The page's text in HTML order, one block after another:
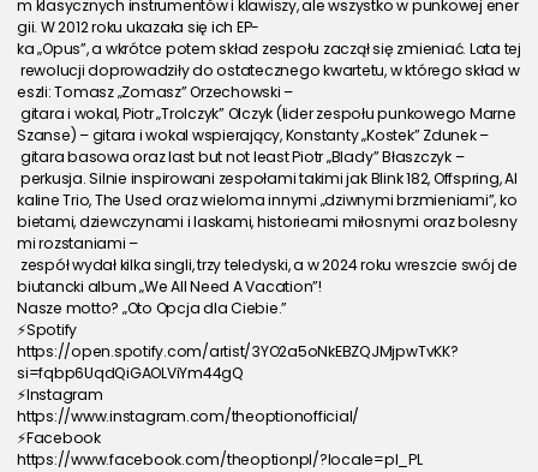
m klasycznych instrumentów i klawiszy, ale wszystko w punkowej ener
gii. W 2012 roku ukazała się ich EP-
ka „Opus”, a wkrótce potem skład zespołu zaczął się zmieniać. Lata tej
rewolucji doprowadziły do ostatecznego kwartetu, w którego skład w
eszli: Tomasz „Zomasz” Orzechowski –
gitara i wokal, Piotr „Trolczyk” Olczyk (lider zespołu punkowego Marne
Szanse) – gitara i wokal wspierający, Konstanty „Kostek” Zdunek –
gitara basowa oraz last but not least Piotr „Blady” Błaszczyk –
perkusja. Silnie inspirowani zespołami takimi jak Blink 182, Offspring, Al
kaline Trio, The Used oraz wieloma innymi „dziwnymi brzmieniami”, ko
bietami, dziewczynami i laskami, historieami miłosnymi oraz bolesny
mi rozstaniami –
zespół wydał kilka singli, trzy teledyski, a w 2024 roku wreszcie swój de
biutancki album „We All Need A Vacation”!
Nasze motto? „Oto Opcja dla Ciebie.”
⚡Spotify
https://open.spotify.com/artist/3YO2a5oNkEBZQJMjpwTvKK?
si=fqbp6UqdQiGAOLViYm44gQ
⚡Instagram
https://www.instagram.com/theoptionofficial/
⚡Facebook
https://www.facebook.com/theoptionpl/?locale=pl_PL